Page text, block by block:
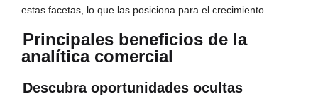
estas facetas, lo que las posiciona para el crecimiento.
Principales beneficios de la
analítica comercial
Descubra oportunidades ocultas